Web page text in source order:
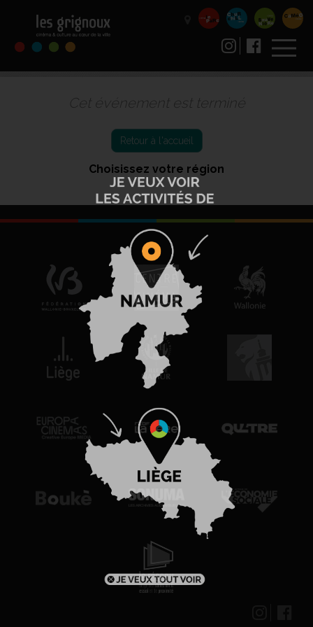
Cet événement est terminé
Retour à l'accueil
Choisissez votre région